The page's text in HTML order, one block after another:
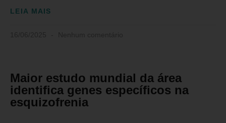
LEIA MAIS
Maior estudo mundial da área
identifica genes específicos na
esquizofrenia